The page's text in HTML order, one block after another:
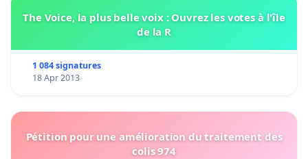
The Voice, la plus belle voix : Ouvrez les votes à l'île
de la R
1 084 signatures
18 Apr 2013
Pétition pour une amélioration du traitement des
colis 974